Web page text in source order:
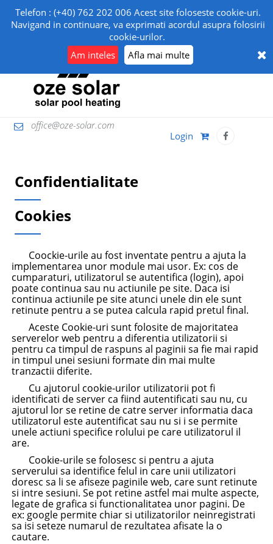
Telefon : (+40) 762 202 006 Acest site foloseste cookie-uri.
Navigand in continuare, va exprimati acordul asupra folosirii
cookie-urilor.
Am inteles
Afla mai multe
office@oze-solar.com
Toggle
navigation
Login
Confidentialitate
Cookies
Coockie-urile au fost inventate pentru a ajuta la
implementarea unor module mai usor. Ex: cos de
cumparaturi, utilizatorul se autentifica (login), apoi
poate continua sau nu actiunile pe site. Daca isi
continua actiunile pe site atunci unele din ele sunt
retinute pentru a se putea calcula rapid pretul final.
Aceste Cookie-uri sunt folosite de majoritatea
serverelor web pentru a diferentia utilizatorii si
pentru ca timpul de raspuns al paginii sa fie mai rapid
in timpul unei sesiuni formate din mai multe
tranzactii diferite.
Cu ajutorul cookie-urilor utilizatorii pot fi
identificati de server ca fiind autentificati sau nu, cu
ajutorul lor se retine de catre server informatia daca
utilizatorul este autentificat sau nu si i se permite
unele actiuni specifice rolului pe care utilizatorul il
are.
Cookie-urile se folosesc si pentru a ajuta
serverului sa identifice felul in care unii utilizatori
doresc sa li se afiseze paginile web, care sunt retinute
si intre sesiuni. Se pot retine astfel mai multe aspecte,
legate de grafica si functionalitatea unor pagini. De
ex: google permite chiar si utilizatorilor neinregistrati
sa isi seteze numarul de rezultatea afisate la o
cautare.